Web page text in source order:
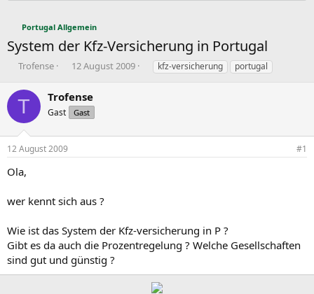
Portugal Allgemein
System der Kfz-Versicherung in Portugal
E
s
t
l
e
Trofense
E
t
e
l
12 August 2009
S
w
kfz-versicherung portugal
T Trofense
Gast Gast
12 August 2009 #1
Ola,
wer kennt sich aus ?
Wie ist das System der Kfz-versicherung in P ?
Gibt es da auch die Prozentregelung ? Welche Gesellschaften
sind gut und günstig ?